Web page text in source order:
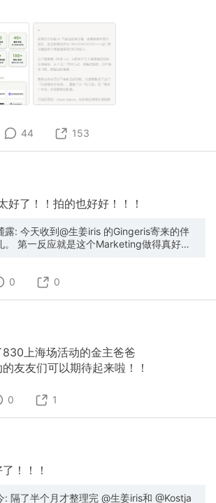
44 153
好了！！拍的也好好！！！
露: 今天收到@生姜iris 的Gingeris寄来的伴
做得真好。
性也非常统一。 最让我佩服的是Gingeris
看到三个冰箱贴： 「世界上没有一蹴而
功，只有脚踏实地的努力」 「不要迷恋融
发现真实需求，重视早期客户，才能走的长
就被击中了。 最后决定把它们都带回英
贴在冰箱上，希望以后每天都能提醒自己：
做那个仰望星空，脚踏实地的人。🌱
0 0
上海场活动的金主爸爸
友友们可以期待起来啦！！
0 1
！！！
: 隔了半个月才整理完 @生姜iris和 @Kostja